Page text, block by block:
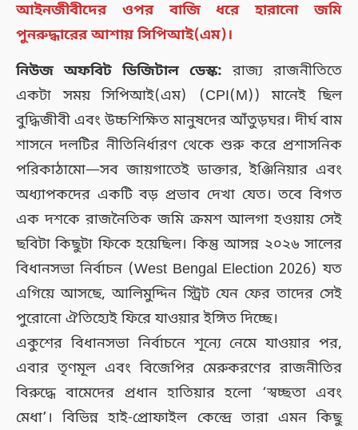
আইনজীবীদের ওপর বাজি ধরে হারানো জমি
পুনরুদ্ধারের আশায় সিপিআই(এম)।
নিউজ অফবিট ডিজিটাল ডেস্ক: রাজ্য রাজনীতিতে
একটা সময় সিপিআই(এম) (CPI(M)) মানেই ছিল
বুদ্ধিজীবী এবং উচ্চশিক্ষিত মানুষদের আঁতুড়ঘর। দীর্ঘ বাম
শাসনে দলটির নীতিনির্ধারণ থেকে শুরু করে প্রশাসনিক
পরিকাঠামো—সব জায়গাতেই ডাক্তার, ইঞ্জিনিয়ার এবং
অধ্যাপকদের একটি বড় প্রভাব দেখা যেত। তবে বিগত
এক দশকে রাজনৈতিক জমি ক্রমশ আলগা হওয়ায় সেই
ছবিটা কিছুটা ফিকে হয়েছিল। কিন্তু আসন্ন ২০২৬ সালের
বিধানসভা নির্বাচন (West Bengal Election 2026) যত
এগিয়ে আসছে, আলিমুদ্দিন স্ট্রিট যেন ফের তাদের সেই
পুরোনো ঐতিহ্যেই ফিরে যাওয়ার ইঙ্গিত দিচ্ছে।
একুশের বিধানসভা নির্বাচনে শূন্যে নেমে যাওয়ার পর,
এবার তৃণমূল এবং বিজেপির মেরুকরণের রাজনীতির
বিরুদ্ধে বামেদের প্রধান হাতিয়ার হলো ‘স্বচ্ছতা এবং
মেধা’। বিভিন্ন হাই-প্রোফাইল কেন্দ্রে তারা এমন কিছু